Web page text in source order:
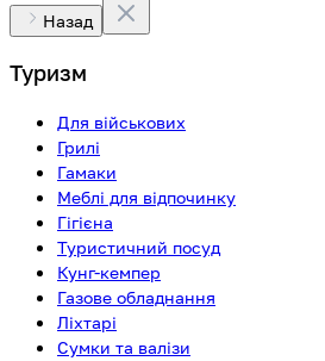
Назад
Туризм
Для військових
Грилі
Гамаки
Меблі для відпочинку
Гігієна
Туристичний посуд
Кунг-кемпер
Газове обладнання
Ліхтарі
Сумки та валізи